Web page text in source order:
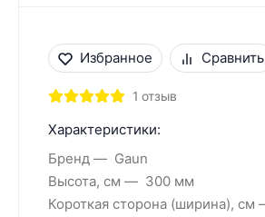
Избранное Сравнить
1 отзыв
Характеристики:
Бренд
Gaun
Высота, см
300 мм
Короткая сторона (ширина), см